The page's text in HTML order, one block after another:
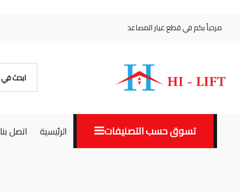
مرحباً بكم في قطع غيار المصاعد
تسوق حسب التصنيفات الرئيسية اتصل بنا